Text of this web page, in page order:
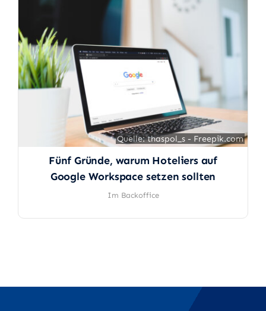
Quelle: thaspol_s - Freepik.com
Fünf Gründe, warum Hoteliers auf
Google Workspace setzen sollten
Im Backoffice